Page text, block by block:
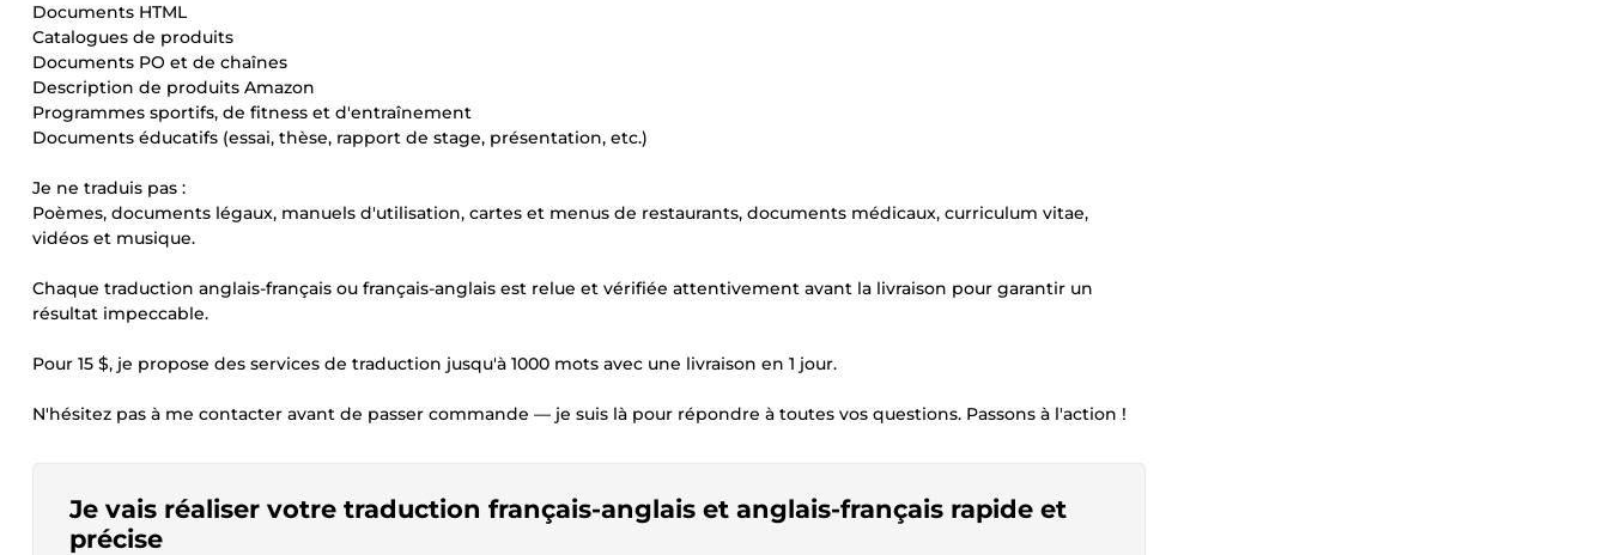
Documents HTML
Catalogues de produits
Documents PO et de chaînes
Description de produits Amazon
Programmes sportifs, de fitness et d'entraînement
Documents éducatifs (essai, thèse, rapport de stage, présentation, etc.)
Je ne traduis pas :
Poèmes, documents légaux, manuels d'utilisation, cartes et menus de restaurants, documents médicaux, curriculum vitae,
vidéos et musique.
Chaque traduction anglais-français ou français-anglais est relue et vérifiée attentivement avant la livraison pour garantir un
résultat impeccable.
Pour 15 $, je propose des services de traduction jusqu'à 1000 mots avec une livraison en 1 jour.
N'hésitez pas à me contacter avant de passer commande — je suis là pour répondre à toutes vos questions. Passons à l'action !
Je vais réaliser votre traduction français-anglais et anglais-français rapide et
précise